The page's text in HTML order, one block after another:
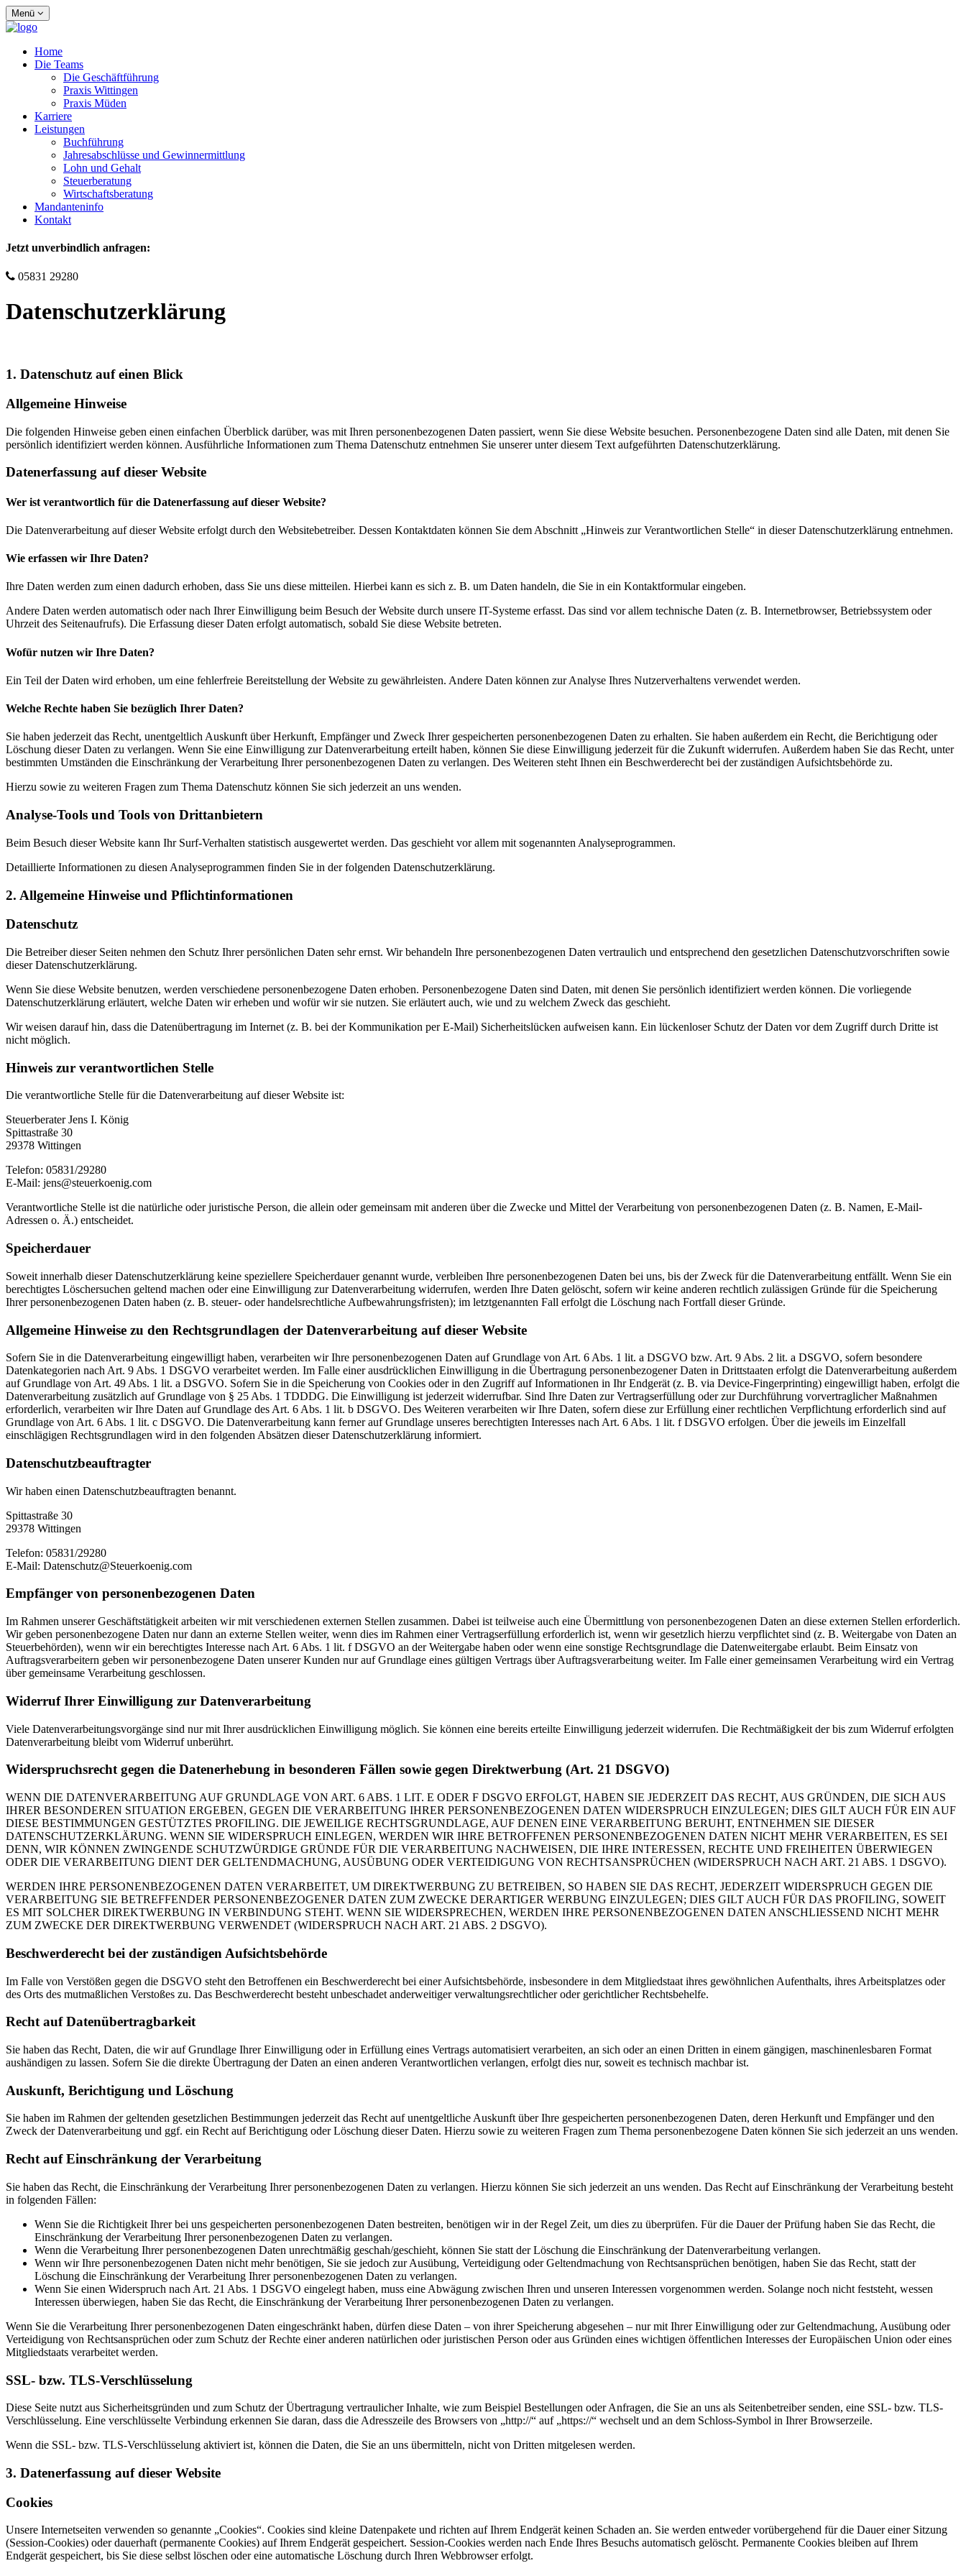
Menü
Home
Die Teams
Die Geschäftführung
Praxis Wittingen
Praxis Müden
Karriere
Leistungen
Buchführung
Jahresabschlüsse und Gewinnermittlung
Lohn und Gehalt
Steuerberatung
Wirtschaftsberatung
Mandanteninfo
Kontakt
Jetzt unverbindlich anfragen:
05831 29280
Datenschutzerklärung
1. Datenschutz auf einen Blick
Allgemeine Hinweise
Die folgenden Hinweise geben einen einfachen Überblick darüber, was mit Ihren personenbezogenen Daten passiert, wenn Sie diese Website besuchen. Personenbezogene Daten sind alle Daten, mit denen Sie
persönlich identifiziert werden können. Ausführliche Informationen zum Thema Datenschutz entnehmen Sie unserer unter diesem Text aufgeführten Datenschutzerklärung.
Datenerfassung auf dieser Website
Wer ist verantwortlich für die Datenerfassung auf dieser Website?
Die Datenverarbeitung auf dieser Website erfolgt durch den Websitebetreiber. Dessen Kontaktdaten können Sie dem Abschnitt „Hinweis zur Verantwortlichen Stelle“ in dieser Datenschutzerklärung entnehmen.
Wie erfassen wir Ihre Daten?
Ihre Daten werden zum einen dadurch erhoben, dass Sie uns diese mitteilen. Hierbei kann es sich z. B. um Daten handeln, die Sie in ein Kontaktformular eingeben.
Andere Daten werden automatisch oder nach Ihrer Einwilligung beim Besuch der Website durch unsere IT-Systeme erfasst. Das sind vor allem technische Daten (z. B. Internetbrowser, Betriebssystem oder
Uhrzeit des Seitenaufrufs). Die Erfassung dieser Daten erfolgt automatisch, sobald Sie diese Website betreten.
Wofür nutzen wir Ihre Daten?
Ein Teil der Daten wird erhoben, um eine fehlerfreie Bereitstellung der Website zu gewährleisten. Andere Daten können zur Analyse Ihres Nutzerverhaltens verwendet werden.
Welche Rechte haben Sie bezüglich Ihrer Daten?
Sie haben jederzeit das Recht, unentgeltlich Auskunft über Herkunft, Empfänger und Zweck Ihrer gespeicherten personenbezogenen Daten zu erhalten. Sie haben außerdem ein Recht, die Berichtigung oder
Löschung dieser Daten zu verlangen. Wenn Sie eine Einwilligung zur Datenverarbeitung erteilt haben, können Sie diese Einwilligung jederzeit für die Zukunft widerrufen. Außerdem haben Sie das Recht, unter
bestimmten Umständen die Einschränkung der Verarbeitung Ihrer personenbezogenen Daten zu verlangen. Des Weiteren steht Ihnen ein Beschwerderecht bei der zuständigen Aufsichtsbehörde zu.
Hierzu sowie zu weiteren Fragen zum Thema Datenschutz können Sie sich jederzeit an uns wenden.
Analyse-Tools und Tools von Dritt­anbietern
Beim Besuch dieser Website kann Ihr Surf-Verhalten statistisch ausgewertet werden. Das geschieht vor allem mit sogenannten Analyseprogrammen.
Detaillierte Informationen zu diesen Analyseprogrammen finden Sie in der folgenden Datenschutzerklärung.
2. Allgemeine Hinweise und Pflicht­informationen
Datenschutz
Die Betreiber dieser Seiten nehmen den Schutz Ihrer persönlichen Daten sehr ernst. Wir behandeln Ihre personenbezogenen Daten vertraulich und entsprechend den gesetzlichen Datenschutzvorschriften sowie
dieser Datenschutzerklärung.
Wenn Sie diese Website benutzen, werden verschiedene personenbezogene Daten erhoben. Personenbezogene Daten sind Daten, mit denen Sie persönlich identifiziert werden können. Die vorliegende
Datenschutzerklärung erläutert, welche Daten wir erheben und wofür wir sie nutzen. Sie erläutert auch, wie und zu welchem Zweck das geschieht.
Wir weisen darauf hin, dass die Datenübertragung im Internet (z. B. bei der Kommunikation per E-Mail) Sicherheitslücken aufweisen kann. Ein lückenloser Schutz der Daten vor dem Zugriff durch Dritte ist
nicht möglich.
Hinweis zur verantwortlichen Stelle
Die verantwortliche Stelle für die Datenverarbeitung auf dieser Website ist:
Steuerberater Jens I. König
Spittastraße 30
29378 Wittingen
Telefon: 05831/29280
E-Mail: jens@steuerkoenig.com
Verantwortliche Stelle ist die natürliche oder juristische Person, die allein oder gemeinsam mit anderen über die Zwecke und Mittel der Verarbeitung von personenbezogenen Daten (z. B. Namen, E-Mail-
Adressen o. Ä.) entscheidet.
Speicherdauer
Soweit innerhalb dieser Datenschutzerklärung keine speziellere Speicherdauer genannt wurde, verbleiben Ihre personenbezogenen Daten bei uns, bis der Zweck für die Datenverarbeitung entfällt. Wenn Sie ein
berechtigtes Löschersuchen geltend machen oder eine Einwilligung zur Datenverarbeitung widerrufen, werden Ihre Daten gelöscht, sofern wir keine anderen rechtlich zulässigen Gründe für die Speicherung
Ihrer personenbezogenen Daten haben (z. B. steuer- oder handelsrechtliche Aufbewahrungsfristen); im letztgenannten Fall erfolgt die Löschung nach Fortfall dieser Gründe.
Allgemeine Hinweise zu den Rechtsgrundlagen der Datenverarbeitung auf dieser Website
Sofern Sie in die Datenverarbeitung eingewilligt haben, verarbeiten wir Ihre personenbezogenen Daten auf Grundlage von Art. 6 Abs. 1 lit. a DSGVO bzw. Art. 9 Abs. 2 lit. a DSGVO, sofern besondere
Datenkategorien nach Art. 9 Abs. 1 DSGVO verarbeitet werden. Im Falle einer ausdrücklichen Einwilligung in die Übertragung personenbezogener Daten in Drittstaaten erfolgt die Datenverarbeitung außerdem
auf Grundlage von Art. 49 Abs. 1 lit. a DSGVO. Sofern Sie in die Speicherung von Cookies oder in den Zugriff auf Informationen in Ihr Endgerät (z. B. via Device-Fingerprinting) eingewilligt haben, erfolgt die
Datenverarbeitung zusätzlich auf Grundlage von § 25 Abs. 1 TDDDG. Die Einwilligung ist jederzeit widerrufbar. Sind Ihre Daten zur Vertragserfüllung oder zur Durchführung vorvertraglicher Maßnahmen
erforderlich, verarbeiten wir Ihre Daten auf Grundlage des Art. 6 Abs. 1 lit. b DSGVO. Des Weiteren verarbeiten wir Ihre Daten, sofern diese zur Erfüllung einer rechtlichen Verpflichtung erforderlich sind auf
Grundlage von Art. 6 Abs. 1 lit. c DSGVO. Die Datenverarbeitung kann ferner auf Grundlage unseres berechtigten Interesses nach Art. 6 Abs. 1 lit. f DSGVO erfolgen. Über die jeweils im Einzelfall
einschlägigen Rechtsgrundlagen wird in den folgenden Absätzen dieser Datenschutzerklärung informiert.
Datenschutz­beauftragter
Wir haben einen Datenschutzbeauftragten benannt.
Spittastraße 30
29378 Wittingen
Telefon: 05831/29280
E-Mail: Datenschutz@Steuerkoenig.com
Empfänger von personenbezogenen Daten
Im Rahmen unserer Geschäftstätigkeit arbeiten wir mit verschiedenen externen Stellen zusammen. Dabei ist teilweise auch eine Übermittlung von personenbezogenen Daten an diese externen Stellen erforderlich.
Wir geben personenbezogene Daten nur dann an externe Stellen weiter, wenn dies im Rahmen einer Vertragserfüllung erforderlich ist, wenn wir gesetzlich hierzu verpflichtet sind (z. B. Weitergabe von Daten an
Steuerbehörden), wenn wir ein berechtigtes Interesse nach Art. 6 Abs. 1 lit. f DSGVO an der Weitergabe haben oder wenn eine sonstige Rechtsgrundlage die Datenweitergabe erlaubt. Beim Einsatz von
Auftragsverarbeitern geben wir personenbezogene Daten unserer Kunden nur auf Grundlage eines gültigen Vertrags über Auftragsverarbeitung weiter. Im Falle einer gemeinsamen Verarbeitung wird ein Vertrag
über gemeinsame Verarbeitung geschlossen.
Widerruf Ihrer Einwilligung zur Datenverarbeitung
Viele Datenverarbeitungsvorgänge sind nur mit Ihrer ausdrücklichen Einwilligung möglich. Sie können eine bereits erteilte Einwilligung jederzeit widerrufen. Die Rechtmäßigkeit der bis zum Widerruf erfolgten
Datenverarbeitung bleibt vom Widerruf unberührt.
Widerspruchsrecht gegen die Datenerhebung in besonderen Fällen sowie gegen Direktwerbung (Art. 21 DSGVO)
WENN DIE DATENVERARBEITUNG AUF GRUNDLAGE VON ART. 6 ABS. 1 LIT. E ODER F DSGVO ERFOLGT, HABEN SIE JEDERZEIT DAS RECHT, AUS GRÜNDEN, DIE SICH AUS
IHRER BESONDEREN SITUATION ERGEBEN, GEGEN DIE VERARBEITUNG IHRER PERSONENBEZOGENEN DATEN WIDERSPRUCH EINZULEGEN; DIES GILT AUCH FÜR EIN AUF
DIESE BESTIMMUNGEN GESTÜTZTES PROFILING. DIE JEWEILIGE RECHTSGRUNDLAGE, AUF DENEN EINE VERARBEITUNG BERUHT, ENTNEHMEN SIE DIESER
DATENSCHUTZERKLÄRUNG. WENN SIE WIDERSPRUCH EINLEGEN, WERDEN WIR IHRE BETROFFENEN PERSONENBEZOGENEN DATEN NICHT MEHR VERARBEITEN, ES SEI
DENN, WIR KÖNNEN ZWINGENDE SCHUTZWÜRDIGE GRÜNDE FÜR DIE VERARBEITUNG NACHWEISEN, DIE IHRE INTERESSEN, RECHTE UND FREIHEITEN ÜBERWIEGEN
ODER DIE VERARBEITUNG DIENT DER GELTENDMACHUNG, AUSÜBUNG ODER VERTEIDIGUNG VON RECHTSANSPRÜCHEN (WIDERSPRUCH NACH ART. 21 ABS. 1 DSGVO).
WERDEN IHRE PERSONENBEZOGENEN DATEN VERARBEITET, UM DIREKTWERBUNG ZU BETREIBEN, SO HABEN SIE DAS RECHT, JEDERZEIT WIDERSPRUCH GEGEN DIE
VERARBEITUNG SIE BETREFFENDER PERSONENBEZOGENER DATEN ZUM ZWECKE DERARTIGER WERBUNG EINZULEGEN; DIES GILT AUCH FÜR DAS PROFILING, SOWEIT
ES MIT SOLCHER DIREKTWERBUNG IN VERBINDUNG STEHT. WENN SIE WIDERSPRECHEN, WERDEN IHRE PERSONENBEZOGENEN DATEN ANSCHLIESSEND NICHT MEHR
ZUM ZWECKE DER DIREKTWERBUNG VERWENDET (WIDERSPRUCH NACH ART. 21 ABS. 2 DSGVO).
Beschwerde­recht bei der zuständigen Aufsichts­behörde
Im Falle von Verstößen gegen die DSGVO steht den Betroffenen ein Beschwerderecht bei einer Aufsichtsbehörde, insbesondere in dem Mitgliedstaat ihres gewöhnlichen Aufenthalts, ihres Arbeitsplatzes oder
des Orts des mutmaßlichen Verstoßes zu. Das Beschwerderecht besteht unbeschadet anderweitiger verwaltungsrechtlicher oder gerichtlicher Rechtsbehelfe.
Recht auf Daten­übertrag­barkeit
Sie haben das Recht, Daten, die wir auf Grundlage Ihrer Einwilligung oder in Erfüllung eines Vertrags automatisiert verarbeiten, an sich oder an einen Dritten in einem gängigen, maschinenlesbaren Format
aushändigen zu lassen. Sofern Sie die direkte Übertragung der Daten an einen anderen Verantwortlichen verlangen, erfolgt dies nur, soweit es technisch machbar ist.
Auskunft, Berichtigung und Löschung
Sie haben im Rahmen der geltenden gesetzlichen Bestimmungen jederzeit das Recht auf unentgeltliche Auskunft über Ihre gespeicherten personenbezogenen Daten, deren Herkunft und Empfänger und den
Zweck der Datenverarbeitung und ggf. ein Recht auf Berichtigung oder Löschung dieser Daten. Hierzu sowie zu weiteren Fragen zum Thema personenbezogene Daten können Sie sich jederzeit an uns wenden.
Recht auf Einschränkung der Verarbeitung
Sie haben das Recht, die Einschränkung der Verarbeitung Ihrer personenbezogenen Daten zu verlangen. Hierzu können Sie sich jederzeit an uns wenden. Das Recht auf Einschränkung der Verarbeitung besteht
in folgenden Fällen:
Wenn Sie die Richtigkeit Ihrer bei uns gespeicherten personenbezogenen Daten bestreiten, benötigen wir in der Regel Zeit, um dies zu überprüfen. Für die Dauer der Prüfung haben Sie das Recht, die
Einschränkung der Verarbeitung Ihrer personenbezogenen Daten zu verlangen.
Wenn die Verarbeitung Ihrer personenbezogenen Daten unrechtmäßig geschah/geschieht, können Sie statt der Löschung die Einschränkung der Datenverarbeitung verlangen.
Wenn wir Ihre personenbezogenen Daten nicht mehr benötigen, Sie sie jedoch zur Ausübung, Verteidigung oder Geltendmachung von Rechtsansprüchen benötigen, haben Sie das Recht, statt der
Löschung die Einschränkung der Verarbeitung Ihrer personenbezogenen Daten zu verlangen.
Wenn Sie einen Widerspruch nach Art. 21 Abs. 1 DSGVO eingelegt haben, muss eine Abwägung zwischen Ihren und unseren Interessen vorgenommen werden. Solange noch nicht feststeht, wessen
Interessen überwiegen, haben Sie das Recht, die Einschränkung der Verarbeitung Ihrer personenbezogenen Daten zu verlangen.
Wenn Sie die Verarbeitung Ihrer personenbezogenen Daten eingeschränkt haben, dürfen diese Daten – von ihrer Speicherung abgesehen – nur mit Ihrer Einwilligung oder zur Geltendmachung, Ausübung oder
Verteidigung von Rechtsansprüchen oder zum Schutz der Rechte einer anderen natürlichen oder juristischen Person oder aus Gründen eines wichtigen öffentlichen Interesses der Europäischen Union oder eines
Mitgliedstaats verarbeitet werden.
SSL- bzw. TLS-Verschlüsselung
Diese Seite nutzt aus Sicherheitsgründen und zum Schutz der Übertragung vertraulicher Inhalte, wie zum Beispiel Bestellungen oder Anfragen, die Sie an uns als Seitenbetreiber senden, eine SSL- bzw. TLS-
Verschlüsselung. Eine verschlüsselte Verbindung erkennen Sie daran, dass die Adresszeile des Browsers von „http://“ auf „https://“ wechselt und an dem Schloss-Symbol in Ihrer Browserzeile.
Wenn die SSL- bzw. TLS-Verschlüsselung aktiviert ist, können die Daten, die Sie an uns übermitteln, nicht von Dritten mitgelesen werden.
3. Datenerfassung auf dieser Website
Cookies
Unsere Internetseiten verwenden so genannte „Cookies“. Cookies sind kleine Datenpakete und richten auf Ihrem Endgerät keinen Schaden an. Sie werden entweder vorübergehend für die Dauer einer Sitzung
(Session-Cookies) oder dauerhaft (permanente Cookies) auf Ihrem Endgerät gespeichert. Session-Cookies werden nach Ende Ihres Besuchs automatisch gelöscht. Permanente Cookies bleiben auf Ihrem
Endgerät gespeichert, bis Sie diese selbst löschen oder eine automatische Löschung durch Ihren Webbrowser erfolgt.